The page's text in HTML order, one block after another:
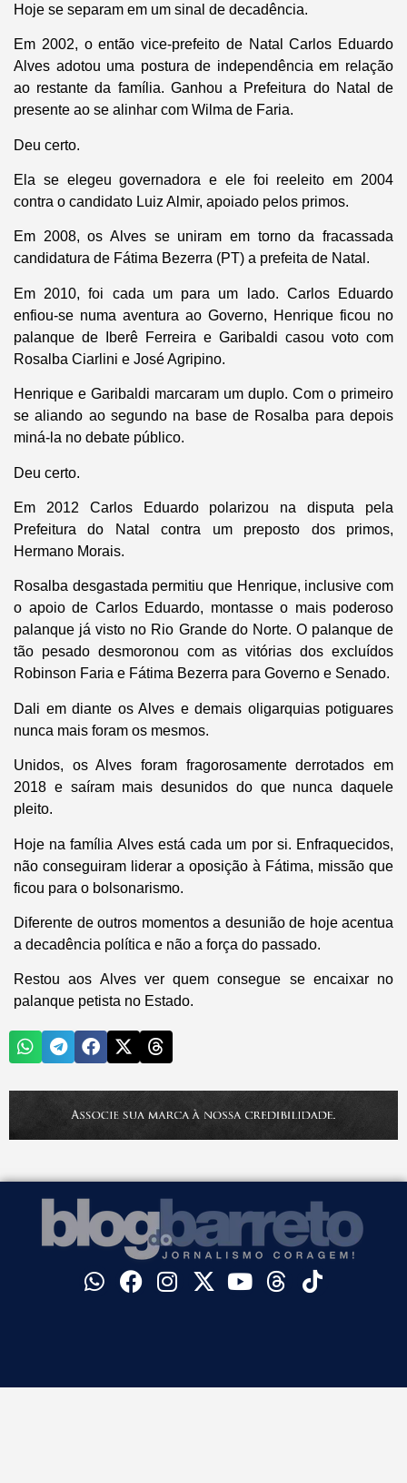
Hoje se separam em um sinal de decadência.
Em 2002, o então vice-prefeito de Natal Carlos Eduardo
Alves adotou uma postura de independência em relação
ao restante da família. Ganhou a Prefeitura do Natal de
presente ao se alinhar com Wilma de Faria.
Deu certo.
Ela se elegeu governadora e ele foi reeleito em 2004
contra o candidato Luiz Almir, apoiado pelos primos.
Em 2008, os Alves se uniram em torno da fracassada
candidatura de Fátima Bezerra (PT) a prefeita de Natal.
Em 2010, foi cada um para um lado. Carlos Eduardo
enfiou-se numa aventura ao Governo, Henrique ficou no
palanque de Iberê Ferreira e Garibaldi casou voto com
Rosalba Ciarlini e José Agripino.
Henrique e Garibaldi marcaram um duplo. Com o primeiro
se aliando ao segundo na base de Rosalba para depois
miná-la no debate público.
Deu certo.
Em 2012 Carlos Eduardo polarizou na disputa pela
Prefeitura do Natal contra um preposto dos primos,
Hermano Morais.
Rosalba desgastada permitiu que Henrique, inclusive com
o apoio de Carlos Eduardo, montasse o mais poderoso
palanque já visto no Rio Grande do Norte. O palanque de
tão pesado desmoronou com as vitórias dos excluídos
Robinson Faria e Fátima Bezerra para Governo e Senado.
Dali em diante os Alves e demais oligarquias potiguares
nunca mais foram os mesmos.
Unidos, os Alves foram fragorosamente derrotados em
2018 e saíram mais desunidos do que nunca daquele
pleito.
Hoje na família Alves está cada um por si. Enfraquecidos,
não conseguiram liderar a oposição à Fátima, missão que
ficou para o bolsonarismo.
Diferente de outros momentos a desunião de hoje acentua
a decadência política e não a força do passado.
Restou aos Alves ver quem consegue se encaixar no
palanque petista no Estado.